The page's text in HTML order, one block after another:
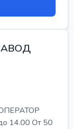
14.00 От 50